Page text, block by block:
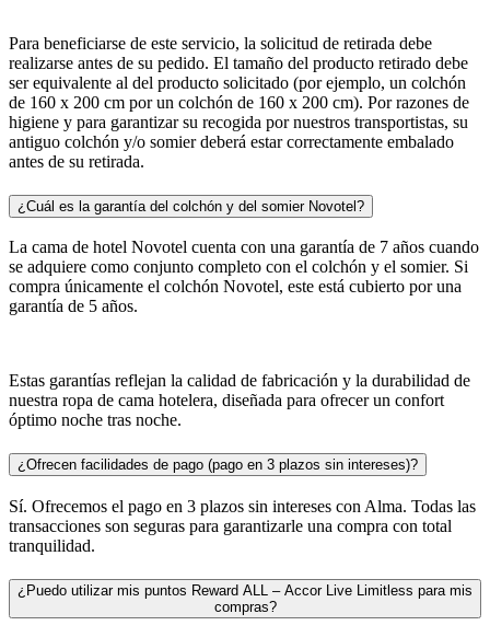
Para beneficiarse de este servicio, la solicitud de retirada debe
realizarse antes de su pedido. El tamaño del producto retirado debe
ser equivalente al del producto solicitado (por ejemplo, un colchón
de 160 x 200 cm por un colchón de 160 x 200 cm). Por razones de
higiene y para garantizar su recogida por nuestros transportistas, su
antiguo colchón y/o somier deberá estar correctamente embalado
antes de su retirada.
¿Cuál es la garantía del colchón y del somier Novotel?
La cama de hotel Novotel cuenta con una garantía de 7 años cuando
se adquiere como conjunto completo con el colchón y el somier. Si
compra únicamente el colchón Novotel, este está cubierto por una
garantía de 5 años.
Estas garantías reflejan la calidad de fabricación y la durabilidad de
nuestra ropa de cama hotelera, diseñada para ofrecer un confort
óptimo noche tras noche.
¿Ofrecen facilidades de pago (pago en 3 plazos sin intereses)?
Sí. Ofrecemos el pago en 3 plazos sin intereses con Alma. Todas las
transacciones son seguras para garantizarle una compra con total
tranquilidad.
¿Puedo utilizar mis puntos Reward ALL – Accor Live Limitless para mis
compras?